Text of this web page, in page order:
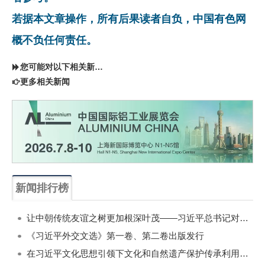
若据本文章操作，所有后果读者自负，中国有色网
概不负任何责任。
您可能对以下相关新闻同样感兴趣
更多相关新闻
新闻排行榜
让中朝传统友谊之树更加根深叶茂——习近平总书记对朝鲜进行国事访问纪实
《习近平外交文选》第一卷、第二卷出版发行
在习近平文化思想引领下文化和自然遗产保护传承利用工作开创新局面